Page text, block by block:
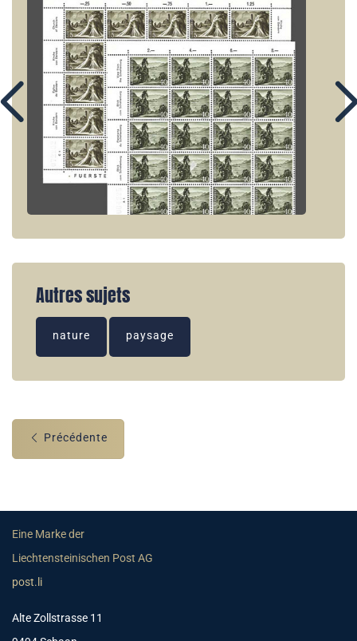
Autres sujets
nature paysage
Précédente
Eine Marke der
Liechtensteinischen Post AG
post.li
Alte Zollstrasse 11